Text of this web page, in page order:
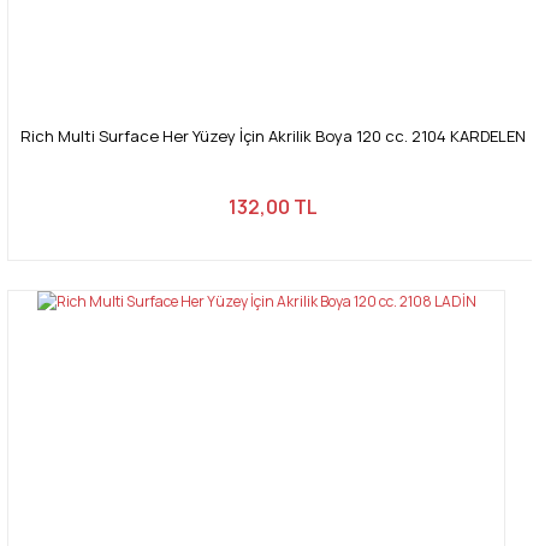
Rich Multi Surface Her Yüzey İçin Akrilik Boya 120 cc. 2104 KARDELEN
132,00 TL